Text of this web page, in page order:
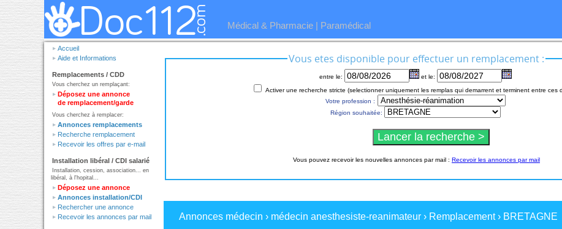
Médical & Pharmacie | Paramédical
Accueil
Aide et Informations
Remplacements / CDD
Vous cherchez un remplaçant:
Déposez une annonce
de remplacement/garde
Vous cherchez à remplacer:
Annonces remplacements
Recherche remplacement
Recevoir les offres par e-mail
Installation libéral / CDI salarié
Installation, cession, association... en
libéral, à l'hopital...
Déposez une annonce
Annonces installation/CDI
Rechercher une annonce
Recevoir les annonces par mail
Vous etes disponible pour effectuer un remplacement :
entre le:
et le:
Activer une recherche stricte (selectionner uniquement les remplas qui demarrent et terminent entre ces
Votre profession :
Région souhaitée:
Vous pouvez recevoir les nouvelles annonces par mail : Recevoir les annonces par mail
Annonces médecin › médecin anesthesiste-reanimateur › Remplacement › BRETAGNE